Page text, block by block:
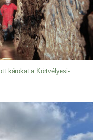
károkat a Körtvélyesi-